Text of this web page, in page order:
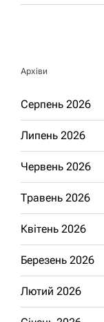
Архіви
Серпень 2026
Липень 2026
Червень 2026
Травень 2026
Квітень 2026
Березень 2026
Лютий 2026